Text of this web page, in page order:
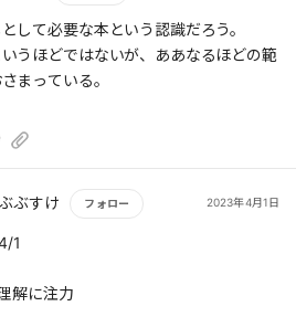
読む
して必要な本という認識だろう。
うほどではないが、ああなるほどの範
まっている。
ぶすけ フォロー 2023年4月1日
む
1
解に注力